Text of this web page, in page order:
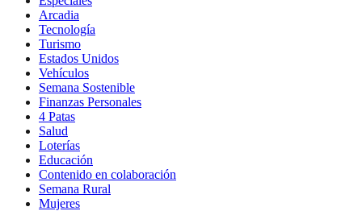
Arcadia
Tecnología
Turismo
Estados Unidos
Vehículos
Semana Sostenible
Finanzas Personales
4 Patas
Salud
Loterías
Educación
Contenido en colaboración
Semana Rural
Mujeres